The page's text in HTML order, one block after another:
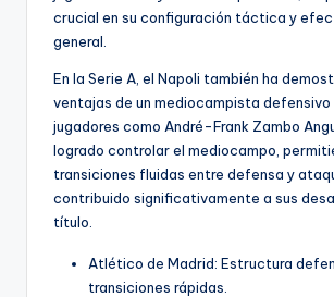
crucial en su configuración táctica y
general.
En la Serie A, el Napoli también ha
ventajas de un mediocampista
jugadores como André-Frank Zambo
logrado controlar el mediocampo,
transiciones fluidas entre defensa y
contribuido significativamente a sus
título.
Atlético de Madrid: Estructura
transiciones rápidas.